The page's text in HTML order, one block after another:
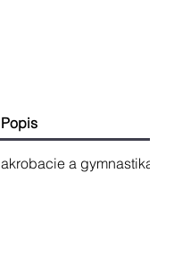
akrobacie a gymnastika
Popis